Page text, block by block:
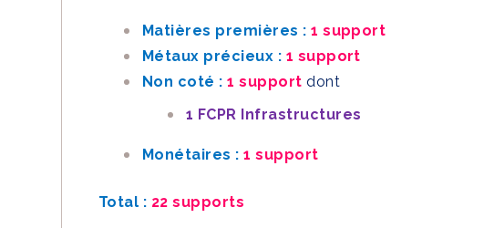
Matières premières : 1 support
Métaux précieux : 1 support
Non coté : 1 support dont
1 FCPR Infrastructures
Monétaires : 1 support
Total : 22 supports